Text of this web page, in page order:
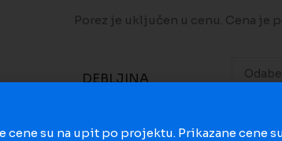
Porez je uključen u cenu. Cena je
DEBLJINA
cene su na upit po projektu. Prikazane cene